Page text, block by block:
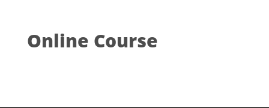
Online Course